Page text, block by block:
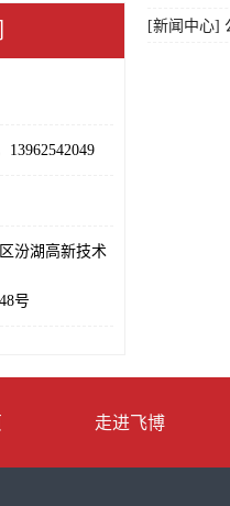
13962542049
汾湖高新技术
号
[新闻中心]
走进飞博